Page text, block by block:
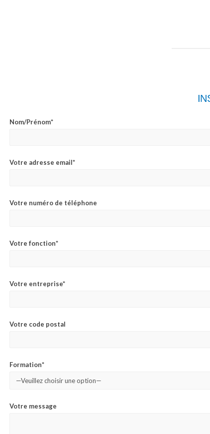
Nom/Prénom*
Votre adresse email*
Votre numéro de téléphone
Votre fonction*
Votre entreprise*
Votre code postal
Formation*
Votre message